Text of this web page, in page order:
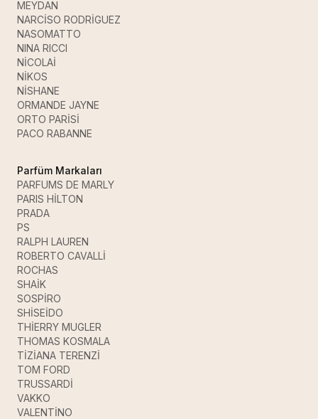
MEYDAN
NARCİSO RODRİGUEZ
NASOMATTO
NINA RICCI
NİCOLAİ
NİKOS
NİSHANE
ORMANDE JAYNE
ORTO PARİSİ
PACO RABANNE
Parfüm Markaları
PARFUMS DE MARLY
PARIS HİLTON
PRADA
PS
RALPH LAUREN
ROBERTO CAVALLİ
ROCHAS
SHAİK
SOSPİRO
SHİSEİDO
THİERRY MUGLER
THOMAS KOSMALA
TİZİANA TERENZİ
TOM FORD
TRUSSARDİ
VAKKO
VALENTİNO